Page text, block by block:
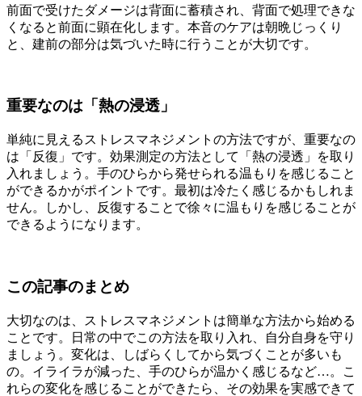
前面で受けたダメージは背面に蓄積され、背面で処理できな
くなると前面に顕在化します。本音のケアは朝晩じっくり
と、建前の部分は気づいた時に行うことが大切です。
重要なのは「熱の浸透」
単純に見えるストレスマネジメントの方法ですが、重要なの
は「反復」です。効果測定の方法として「熱の浸透」を取り
入れましょう。手のひらから発せられる温もりを感じること
ができるかがポイントです。最初は冷たく感じるかもしれま
せん。しかし、反復することで徐々に温もりを感じることが
できるようになります。
この記事のまとめ
大切なのは、ストレスマネジメントは簡単な方法から始める
ことです。日常の中でこの方法を取り入れ、自分自身を守り
ましょう。変化は、しばらくしてから気づくことが多いも
の。イライラが減った、手のひらが温かく感じるなど…。こ
れらの変化を感じることができたら、その効果を実感できて